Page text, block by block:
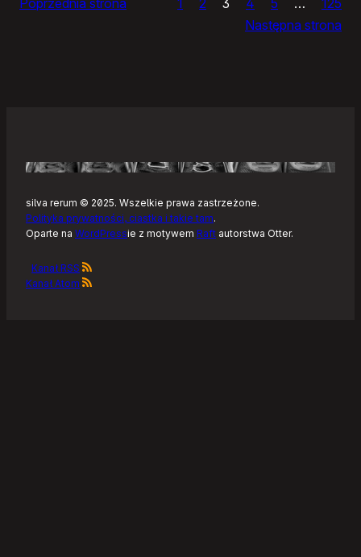
Następna strona
silva rerum © 2025. Wszelkie prawa zastrzeżone.
Polityka prywatności, ciastka i takie tam.
Oparte na WordPressie z motywem Raft autorstwa Otter.
Kanał RSS
Kanał Atom